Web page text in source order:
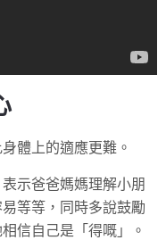
體上的適應更難。
示爸爸媽媽理解小朋
等等，同時多說鼓勵
信自己是「得嘅」。